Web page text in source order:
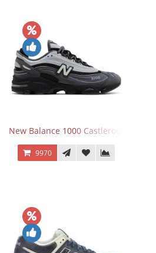
New Balance 1000 Castlerock JD
9970